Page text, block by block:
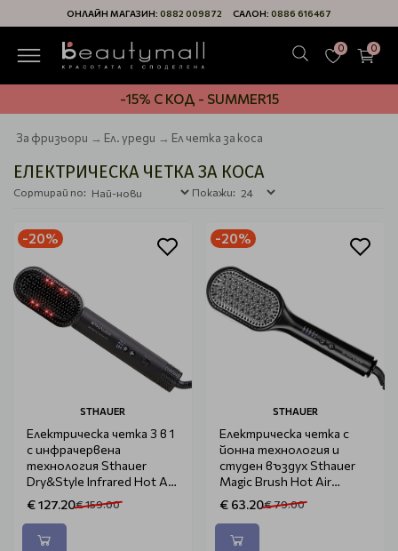
ОНЛАЙН МАГАЗИН: 0882 009872 САЛОН: 0886 616467
0 0
-15% С КОД - SUMMER15
За фризьори Ел. уреди Ел четка за коса
ЕЛЕКТРИЧЕСКА ЧЕТКА ЗА КОСА
Сортирай по: Покажи:
-20%
STHAUER
Електрическа четка 3 в 1
с инфрачервена
технология Sthauer
Dry&Style Infrared Hot Air
Styling Brush
€ 127.20€ 159.00
-20%
STHAUER
Електрическа четка с
йонна технология и
студен въздух Sthauer
Magic Brush Hot Air
Styling Brush
€ 63.20€ 79.00